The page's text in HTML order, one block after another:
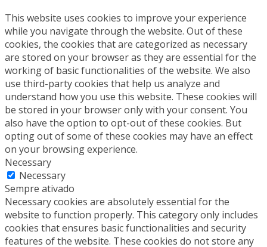
This website uses cookies to improve your experience
while you navigate through the website. Out of these
cookies, the cookies that are categorized as necessary
are stored on your browser as they are essential for the
working of basic functionalities of the website. We also
use third-party cookies that help us analyze and
understand how you use this website. These cookies will
be stored in your browser only with your consent. You
also have the option to opt-out of these cookies. But
opting out of some of these cookies may have an effect
on your browsing experience.
Necessary
Necessary
Sempre ativado
Necessary cookies are absolutely essential for the
website to function properly. This category only includes
cookies that ensures basic functionalities and security
features of the website. These cookies do not store any